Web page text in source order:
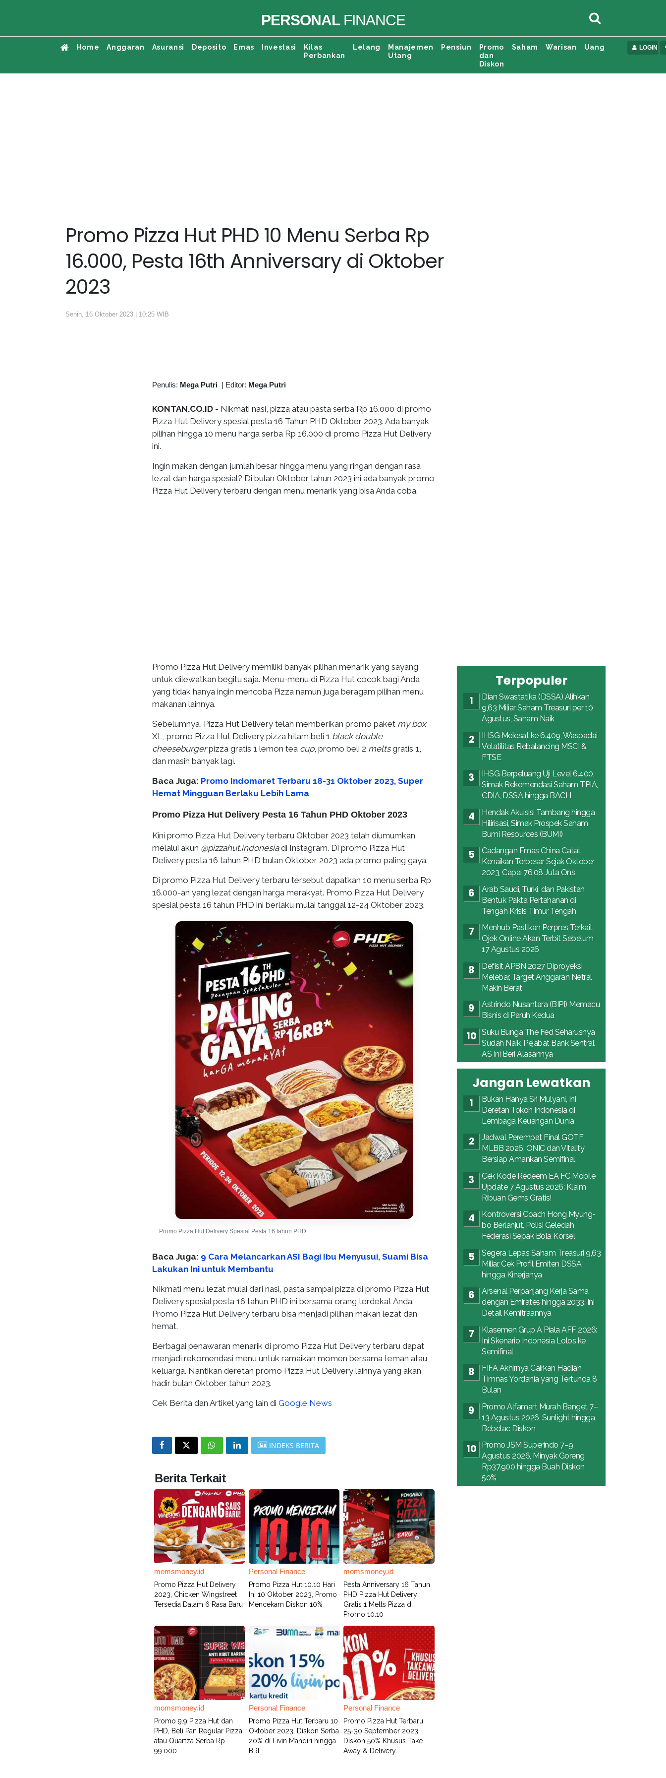
PERSONALFINANCE
Home Anggaran Asuransi Deposito Emas Investasi
Kilas
Perbankan
Lelang
Manajemen
Utang
Pensiun
Promo
dan
Diskon
Saham Warisan Uang LOGIN
Promo Pizza Hut PHD 10 Menu Serba Rp
16.000, Pesta 16th Anniversary di Oktober
2023
Senin, 16 Oktober 2023 | 10:25 WIB
Penulis: Mega Putri | Editor: Mega Putri
KONTAN.CO.ID - Nikmati nasi, pizza atau pasta serba Rp 16.000 di promo
Pizza Hut Delivery spesial pesta 16 Tahun PHD Oktober 2023. Ada banyak
pilihan hingga 10 menu harga serba Rp 16.000 di promo Pizza Hut Delivery
ini.
Ingin makan dengan jumlah besar hingga menu yang ringan dengan rasa
lezat dan harga spesial? Di bulan Oktober tahun 2023 ini ada banyak promo
Pizza Hut Delivery terbaru dengan menu menarik yang bisa Anda coba.
Promo Pizza Hut Delivery memiliki banyak pilihan menarik yang sayang
untuk dilewatkan begitu saja. Menu-menu di Pizza Hut cocok bagi Anda
yang tidak hanya ingin mencoba Pizza namun juga beragam pilihan menu
makanan lainnya.
Sebelumnya, Pizza Hut Delivery telah memberikan promo paket my box
XL, promo Pizza Hut Delivery pizza hitam beli 1 black double
cheeseburgerpizza gratis 1 lemon tea cup, promo beli 2 meltsgratis 1,
dan masih banyak lagi.
Baca Juga: Promo Indomaret Terbaru 18-31 Oktober 2023, Super
Hemat Mingguan Berlaku Lebih Lama
Promo Pizza Hut Delivery Pesta 16 Tahun PHD Oktober 2023
Kini promo Pizza Hut Delivery terbaru Oktober 2023 telah diumumkan
melalui akun @pizzahut.indonesiadi Instagram. Di promo Pizza Hut
Delivery pesta 16 tahun PHD bulan Oktober 2023 ada promo paling gaya.
Di promo Pizza Hut Delivery terbaru tersebut dapatkan 10 menu serba Rp
16.000-an yang lezat dengan harga merakyat. Promo Pizza Hut Delivery
spesial pesta 16 tahun PHD ini berlaku mulai tanggal 12-24 Oktober 2023.
Promo Pizza Hut Delivery Spesial Pesta 16 tahun PHD
Baca Juga: 9 Cara Melancarkan ASI Bagi Ibu Menyusui, Suami Bisa
Lakukan Ini untuk Membantu
Nikmati menu lezat mulai dari nasi, pasta sampai pizza di promo Pizza Hut
Delivery spesial pesta 16 tahun PHD ini bersama orang terdekat Anda.
Promo Pizza Hut Delivery terbaru bisa menjadi pilihan makan lezat dan
hemat.
Berbagai penawaran menarik di promo Pizza Hut Delivery terbaru dapat
menjadi rekomendasi menu untuk ramaikan momen bersama teman atau
keluarga. Nantikan deretan promo Pizza Hut Delivery lainnya yang akan
hadir bulan Oktober tahun 2023.
Cek Berita dan Artikel yang lain di Google News
INDEKS BERITA
Berita Terkait
momsmoney.id
Promo Pizza Hut Delivery
2023, Chicken Wingstreet
Tersedia Dalam 6 Rasa Baru
Personal Finance
Promo Pizza Hut 10.10 Hari
Ini 10 Oktober 2023, Promo
Mencekam Diskon 10%
momsmoney.id
Pesta Anniversary 16 Tahun
PHD Pizza Hut Delivery
Gratis 1 Melts Pizza di
Promo 10.10
momsmoney.id
Promo 9.9 Pizza Hut dan
PHD, Beli Pan Regular Pizza
atau Quartza Serba Rp
99.000
Personal Finance
Promo Pizza Hut Terbaru 10
Oktober 2023, Diskon Serba
20% di Livin Mandiri hingga
BRI
Personal Finance
Promo Pizza Hut Terbaru
25-30 September 2023,
Diskon 50% Khusus Take
Away & Delivery
Terpopuler
Dian Swastatika (DSSA) Alihkan
9,63 Miliar Saham Treasuri per 10
Agustus, Saham Naik
IHSG Melesat ke 6.409, Waspadai
Volatilitas Rebalancing MSCI &
FTSE
IHSG Berpeluang Uji Level 6.400,
Simak Rekomendasi Saham TPIA,
CDIA, DSSA hingga BACH
Hendak Akuisisi Tambang hingga
Hilirisasi, Simak Prospek Saham
Bumi Resources (BUMI)
Cadangan Emas China Catat
Kenaikan Terbesar Sejak Oktober
2023, Capai 76,08 Juta Ons
Arab Saudi, Turki, dan Pakistan
Bentuk Pakta Pertahanan di
Tengah Krisis Timur Tengah
Menhub Pastikan Perpres Terkait
Ojek Online Akan Terbit Sebelum
17 Agustus 2026
Defisit APBN 2027 Diproyeksi
Melebar, Target Anggaran Netral
Makin Berat
Astrindo Nusantara (BIPI) Memacu
Bisnis di Paruh Kedua
Suku Bunga The Fed Seharusnya
Sudah Naik, Pejabat Bank Sentral
AS Ini Beri Alasannya
Jangan Lewatkan
Bukan Hanya Sri Mulyani, Ini
Deretan Tokoh Indonesia di
Lembaga Keuangan Dunia
Jadwal Perempat Final GOTF
MLBB 2026: ONIC dan Vitality
Bersiap Amankan Semifinal
Cek Kode Redeem EA FC Mobile
Update 7 Agustus 2026: Klaim
Ribuan Gems Gratis!
Kontroversi Coach Hong Myung-
bo Berlanjut, Polisi Geledah
Federasi Sepak Bola Korsel
Segera Lepas Saham Treasuri 9,63
Miliar, Cek Profil Emiten DSSA
hingga Kinerjanya
Arsenal Perpanjang Kerja Sama
dengan Emirates hingga 2033, Ini
Detail Kemitraannya
Klasemen Grup A Piala AFF 2026:
Ini Skenario Indonesia Lolos ke
Semifinal
FIFA Akhirnya Cairkan Hadiah
Timnas Yordania yang Tertunda 8
Bulan
Promo Alfamart Murah Banget 7–
13 Agustus 2026, Sunlight hingga
Bebelac Diskon
Promo JSM Superindo 7–9
Agustus 2026, Minyak Goreng
Rp37.900 hingga Buah Diskon
50%